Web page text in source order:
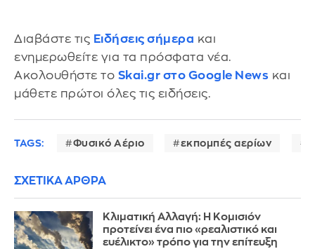
Διαβάστε τις Ειδήσεις σήμερα και
ενημερωθείτε για τα πρόσφατα νέα.
Ακολουθήστε το Skai.gr στο Google News και
μάθετε πρώτοι όλες τις ειδήσεις.
TAGS: Φυσικό Αέριο εκπομπές αερίων
ΣΧΕΤΙΚΑ ΑΡΘΡΑ
Κλιματική Αλλαγή: Η Κομισιόν
προτείνει ένα πιο «ρεαλιστικό και
ευέλικτο» τρόπο για την επίτευξη